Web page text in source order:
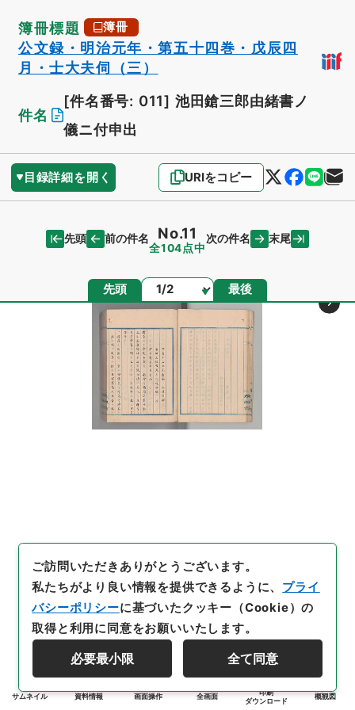
簿冊標題 簿冊
公文録・明治元年・第五十四巻・戊辰四
月・士大夫伺（三）
件名
[件名番号: 011] 池田鎗三郎由緒書ノ
儀ニ付申出
目録詳細を開く URIをコピー
先頭 前の件名 No.11
全104点中
次の件名 末尾
先頭 ページ 最後
サムネイル 資料情報 画面操作 全画面
印刷
ダウンロード
概観図
ご訪問いただきありがとうございます。
私たちがより良い情報を提供できるように、 プライ
バシーポリシーに基づいたクッキー（Cookie）の
取得と利用に同意をお願いいたします。
必要最小限 全て同意